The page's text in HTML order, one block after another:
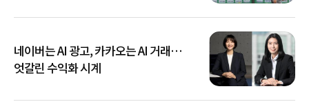
네이버는 AI 광고, 카카오는 AI 거래…
엇갈린 수익화 시계